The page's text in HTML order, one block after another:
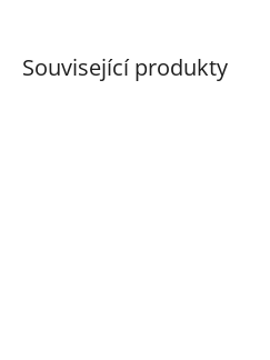
Související produkty